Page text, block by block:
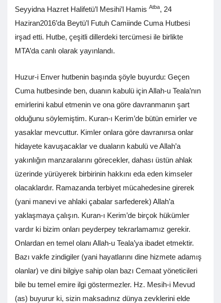
Seyyidna Hazret Halifetü’l Mesihi’l Hamis Atba, 24
Haziran2016’da Beytü’l Futuh Camiinde Cuma Hutbesi
irşad etti. Hutbe, çeşitli dillerdeki tercümesi ile birlikte
MTA’da canlı olarak yayınlandı.
Huzur-i Enver hutbenin başında şöyle buyurdu: Geçen
Cuma hutbesinde ben, duanın kabulü için Allah-u Teala’nın
emirlerini kabul etmenin ve ona göre davranmanın şart
olduğunu söylemiştim. Kuran-ı Kerim’de bütün emirler ve
yasaklar mevcuttur. Kimler onlara göre davranırsa onlar
hidayete kavuşacaklar ve duaların kabulü ve Allah’a
yakınlığın manzaralarını görecekler, dahası üstün ahlak
üzerinde yürüyerek birbirinin hakkını eda eden kimseler
olacaklardır. Ramazanda terbiyet mücahedesine girerek
(yani manevi ve ahlaki çabalar sarfederek) Allah’a
yaklaşmaya çalışın. Kuran-ı Kerim’de birçok hükümler
vardır ki bizim onları peyderpey tekrarlamamız gerekir.
Onlardan en temel olanı Allah-u Teala’ya ibadet etmektir.
Bazı vakfe zindigiler (yani hayatlarını dine hizmete adamış
olanlar) ve dini bilgiye sahip olan bazı Cemaat yöneticileri
bile bu temel emire ilgi göstermezler. Hz. Mesih-i Mevud
(as) buyurur ki, sizin maksadınız dünya zevklerini elde